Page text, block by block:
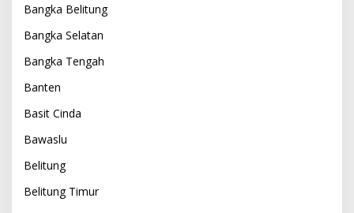
Bangka Belitung
Bangka Selatan
Bangka Tengah
Banten
Basit Cinda
Bawaslu
Belitung
Belitung Timur